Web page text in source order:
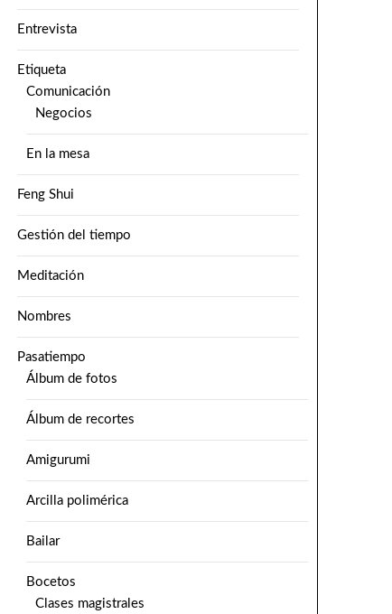
Entrevista
Etiqueta
Comunicación
Negocios
En la mesa
Feng Shui
Gestión del tiempo
Meditación
Nombres
Pasatiempo
Álbum de fotos
Álbum de recortes
Amigurumi
Arcilla polimérica
Bailar
Bocetos
Clases magistrales